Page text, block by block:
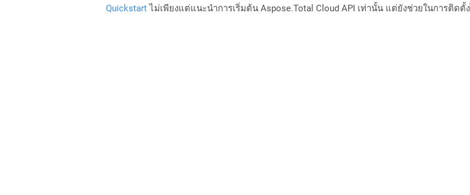
Quickstartไม่เพียงแต่แนะนำการเริ่มต้น Aspose.Total Cloud API เท่านั้น แต่ยังช่วยในการติดตั้